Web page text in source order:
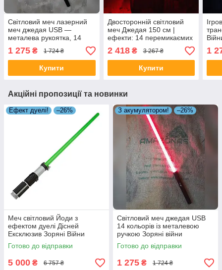
Світловий меч лазерний
меч джедая USB —
металева рукоятка, 14
кольорів з акумулятором
1200мА-г
1 275 ₴ 1 724 ₴
Купити
Двосторонній світловий
меч Джедая 150 см |
ефекти: 14 перемикаємих
кольорів | звуки бою
2 418₴ 3 267 ₴
Купити
1
Акційні пропозиції та новинки
Ефект дуелі! –26%
Меч світловий Йоди з
ефектом дуелі Дісней
Ексклюзив Зоряні Війни
Готово до відправки
5 000 ₴ 6 757 ₴
З акумулятором! –26%
Світловий меч джедая USB
14 кольорів із металевою
ручкою Зоряні війни
Готово до відправки
1 275 ₴ 1 724 ₴